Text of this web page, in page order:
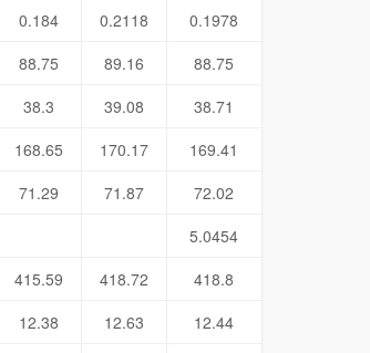
0.184 0.2118
0.1978
88.75 89.16
88.75
38.3 39.08
38.71
168.65 170.17
169.41
71.29 71.87
72.02
5.0454
415.59 418.72
418.8
12.38 12.63
12.44